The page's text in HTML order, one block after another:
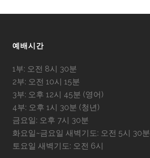
예배시간
1부: 오전 8시 30분
2부: 오전 10시 15분
3부: 오후 12시 45분 (영어)
4부: 오후 1시 30분 (청년)
금요일: 오후 7시 30분
화요일~금요일 새벽기도: 오전 5시 30분
토요일 새벽기도: 오전 6시